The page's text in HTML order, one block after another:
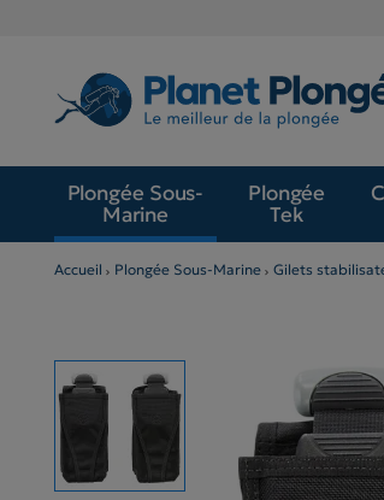
Plongée Sous-
Marine
Plongée
Tek
Accueil Plongée Sous-Marine Gilets